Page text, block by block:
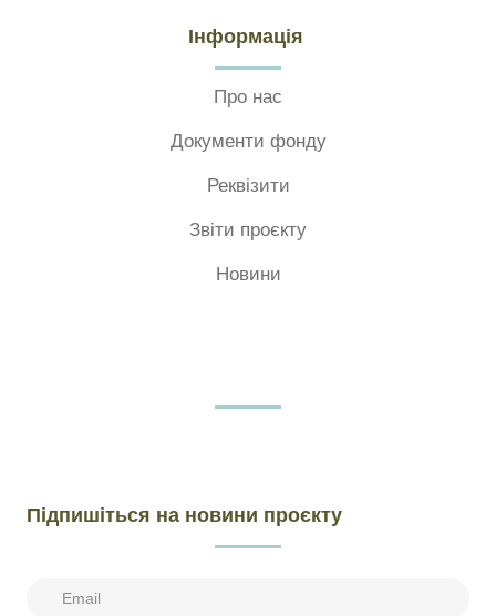
Інформація
Про нас
Документи фонду
Реквізити
Звіти проєкту
Новини
Підпишіться на новини проєкту